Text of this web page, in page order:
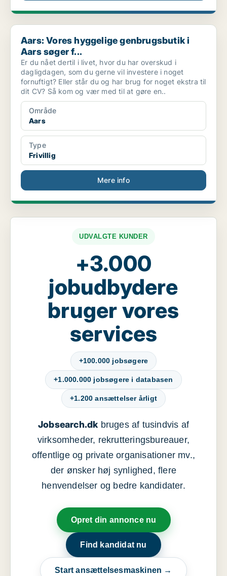
Aars: Vores hyggelige genbrugsbutik i Aars søger f...
Aars: Vores hyggelige genbrugsbutik i
Aars søger f...
Er du nået dertil i livet, hvor du har overskud i
dagligdagen, som du gerne vil investere i noget
fornuftigt? Eller står du og har brug for noget ekstra til
dit CV? Så kom og vær med til at gøre en..
Område
Aars
Type
Frivillig
Mere info
UDVALGTE KUNDER
+3.000
jobudbydere
bruger vores
services
+100.000 jobsøgere
+1.000.000 jobsøgere i databasen
+1.200 ansættelser årligt
Jobsearch.dkbruges af tusindvis af
virksomheder, rekrutteringsbureauer,
offentlige og private organisationer mv.,
der ønsker høj synlighed, flere
henvendelser og bedre kandidater.
Opret din annonce nu
Find kandidat nu
Start ansættelsesmaskinen →